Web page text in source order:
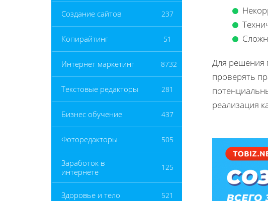
Создание сайтов 237
Копирайтинг 51
Интернет маркетинг 8732
Текстовые редакторы 281
Бизнес обучение 437
Фоторедакторы 505
Заработок в
интернете
125
Здоровье и тело 521
Для решения
проверять
реализация